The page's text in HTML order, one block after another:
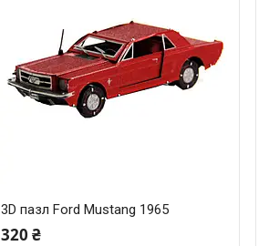
3D пазл Ford Mustang 1965
320 ₴